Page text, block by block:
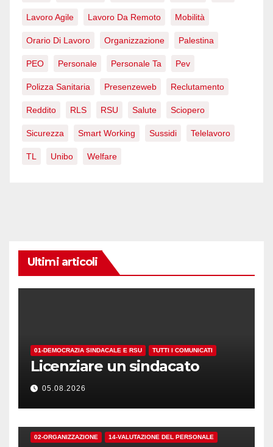
Lavoro Agile Lavoro Da Remoto Mobilità
Orario Di Lavoro Organizzazione Palestina
PEO Personale Personale Ta Pev
Polizza Sanitaria Presenzeweb Reclutamento
Reddito RLS RSU Salute Sciopero
Sicurezza Smart Working Sussidi Telelavoro
TL Unibo Welfare
Ultimi articoli
01-DEMOCRAZIA SINDACALE E RSU TUTTI I COMUNICATI
Licenziare un sindacato
05.08.2026
02-ORGANIZZAZIONE 14-VALUTAZIONE DEL PERSONALE